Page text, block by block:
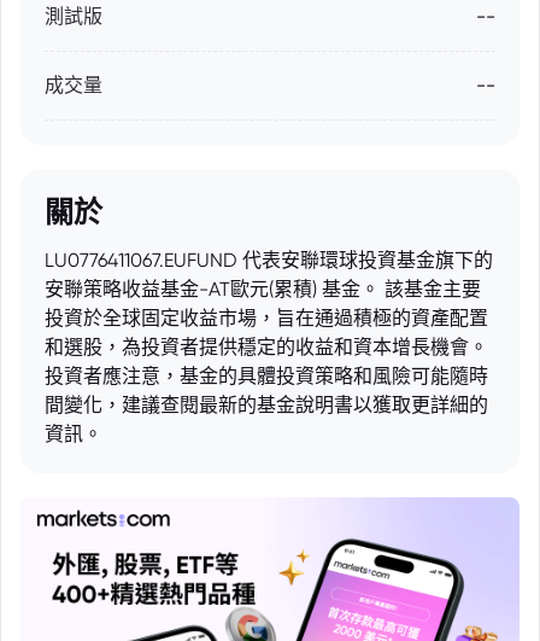
測試版 --
成交量 --
關於
LU0776411067.EUFUND 代表安聯環球投資基金旗下的
安聯策略收益基金-AT歐元(累積) 基金。 該基金主要
投資於全球固定收益市場，旨在通過積極的資產配置
和選股，為投資者提供穩定的收益和資本增長機會。
投資者應注意，基金的具體投資策略和風險可能隨時
間變化，建議查閱最新的基金說明書以獲取更詳細的
資訊。